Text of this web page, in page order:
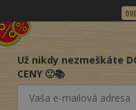
Už nikdy nezmeškáte
CENY 🙂📚